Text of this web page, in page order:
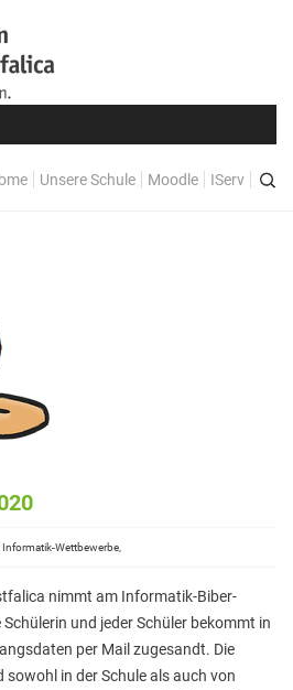
Unsere Schule Moodle IServ
für Schüler*innen
für Eltern
Informatik-Wettbewerbe,
nimmt am Informatik-Biber-
und jeder Schüler bekommt in
per Mail zugesandt. Die
in der Schule als auch von